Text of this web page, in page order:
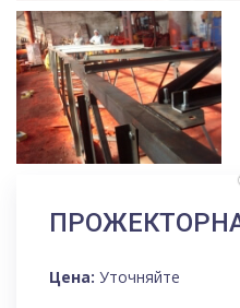
Цена: Уточняйте